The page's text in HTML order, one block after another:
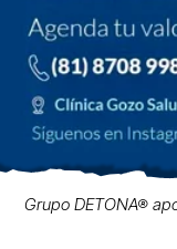
Grupo DETONA®